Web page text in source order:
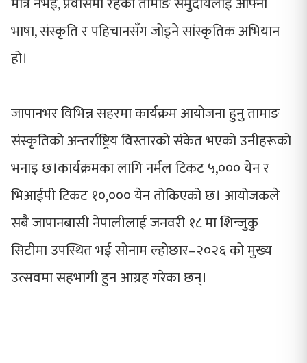
भाषा, संस्कृति र पहिचानसँग जोड्ने सांस्कृतिक अभियान
हो।
जापानभर विभिन्न सहरमा कार्यक्रम आयोजना हुनु तामाङ
संस्कृतिको अन्तर्राष्ट्रिय विस्तारको संकेत भएको उनीहरूको
भनाइ छ।कार्यक्रमका लागि नर्मल टिकट ५,००० येन र
भिआईपी टिकट १०,००० येन तोकिएको छ। आयोजकले
सबै जापानबासी नेपालीलाई जनवरी १८ मा शिन्जुकु
सिटीमा उपस्थित भई सोनाम ल्होछार–२०२६ को मुख्य
उत्सवमा सहभागी हुन आग्रह गरेका छन्।